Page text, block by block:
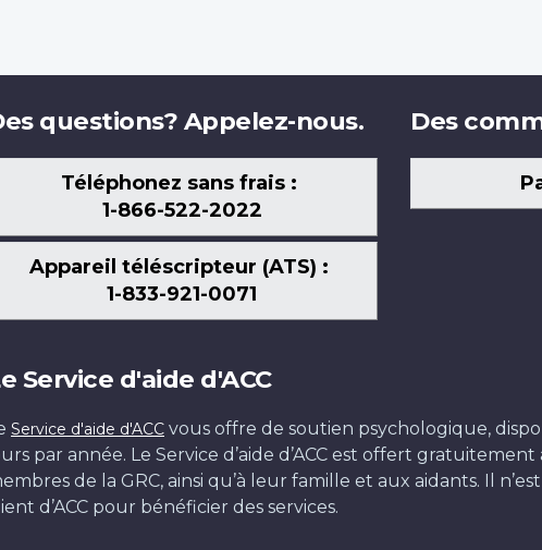
questions? Appelez-nous.
Téléphonez sans frais :
1-866-522-2022
Appareil téléscripteur (ATS) :
1-833-921-0071
Des
Service d'aide d'ACC
Service d'aide d'ACC vous offre de soutien psychologique,
par année. Le Service d’aide d’ACC est offert
de la GRC, ainsi qu’à leur famille et aux aidants. Il
d’ACC pour bénéficier des services.